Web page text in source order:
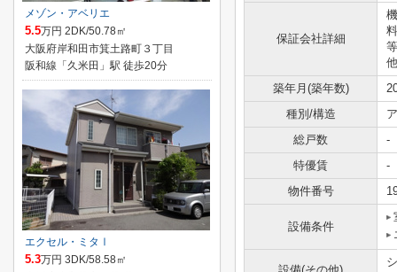
保証会社詳細
築年月(築年数)
種別/構造
総戸数
-
特優賃
-
物件番号
設備条件
メゾン・アベリエ
5.5万円 2DK/50.78㎡
大阪府岸和田市箕土路町３丁目
阪和線「久米田」駅 徒歩20分
エクセル・ミタⅠ
5.3万円 3DK/58.58㎡